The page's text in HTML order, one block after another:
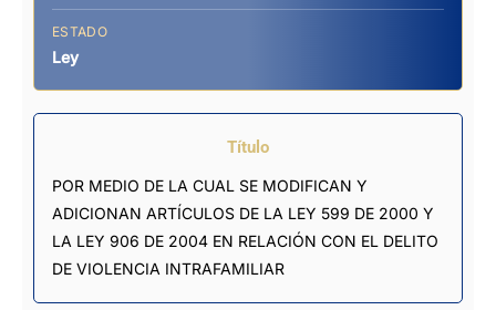
ESTADO
Ley
Título
POR MEDIO DE LA CUAL SE MODIFICAN Y
ADICIONAN ARTÍCULOS DE LA LEY 599 DE 2000 Y
LA LEY 906 DE 2004 EN RELACIÓN CON EL DELITO
DE VIOLENCIA INTRAFAMILIAR